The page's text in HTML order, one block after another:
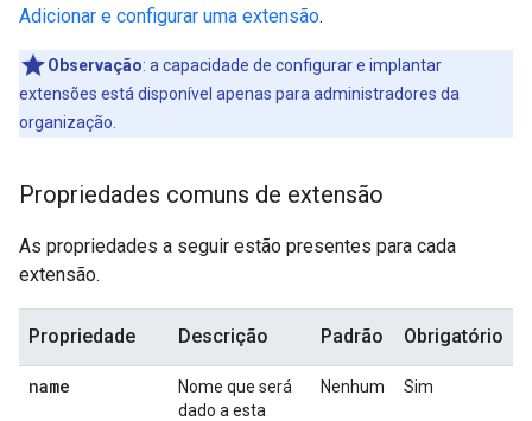
Adicionar e configurar uma extensão.
Observação: a capacidade de configurar e implantar
extensões está disponível apenas para administradores da
organização.
Propriedades comuns de extensão
As propriedades a seguir estão presentes para cada
extensão.
Propriedade Descrição Padrão Obrigatório
name
Nome que será
dado a esta
Nenhum Sim